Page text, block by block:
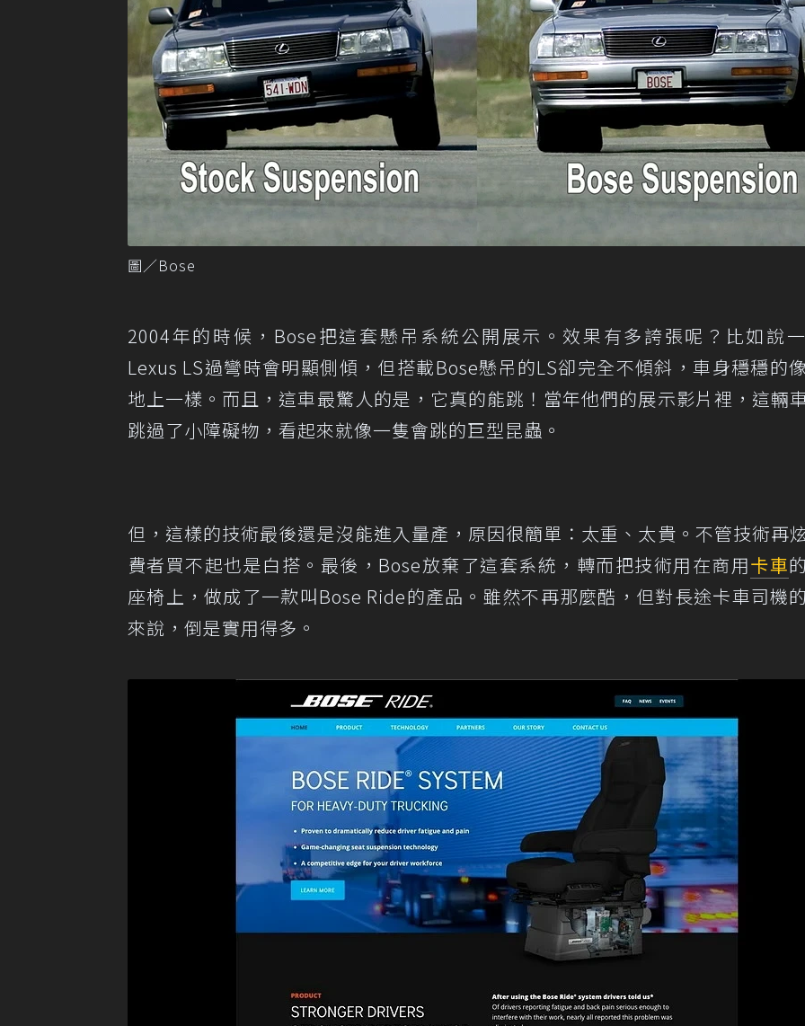
圖／Bose
2004年的時候，Bose把這套懸吊系統公開展示。效果有多誇張呢？比如說
Lexus LS過彎時會明顯側傾，但搭載Bose懸吊的LS卻完全不傾斜，車身穩穩的
地上一樣。而且，這車最驚人的是，它真的能跳！當年他們的展示影片裡，這輛
跳過了小障礙物，看起來就像一隻會跳的巨型昆蟲。
但，這樣的技術最後還是沒能進入量產，原因很簡單：太重、太貴。不管技術再
費者買不起也是白搭。最後，Bose放棄了這套系統，轉而把技術用在商用卡車
座椅上，做成了一款叫Bose Ride的產品。雖然不再那麼酷，但對長途卡車司機
來說，倒是實用得多。